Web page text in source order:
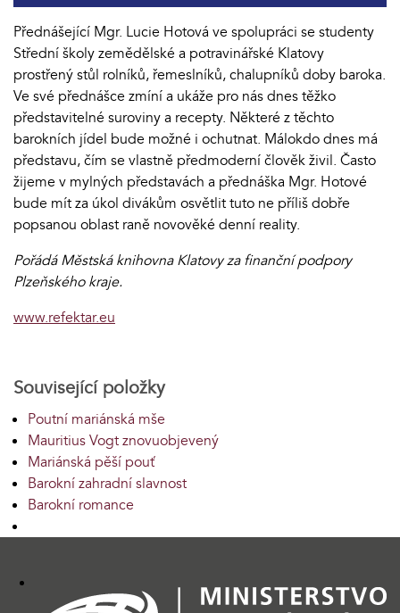
Přednášející Mgr. Lucie Hotová ve spolupráci se studenty
Střední školy zemědělské a potravinářské Klatovy
prostřený stůl rolníků, řemeslníků, chalupníků doby baroka.
Ve své přednášce zmíní a ukáže pro nás dnes těžko
představitelné suroviny a recepty. Některé z těchto
barokních jídel bude možné i ochutnat. Málokdo dnes má
představu, čím se vlastně předmoderní člověk živil. Často
žijeme v mylných představách a přednáška Mgr. Hotové
bude mít za úkol divákům osvětlit tuto ne příliš dobře
popsanou oblast raně novověké denní reality.
Pořádá Městská knihovna Klatovy za finanční podpory
Plzeňského kraje.
www.refektar.eu
Související položky
Poutní mariánská mše
Mauritius Vogt znovuobjevený
Mariánská pěší pouť
Barokní zahradní slavnost
Barokní romance